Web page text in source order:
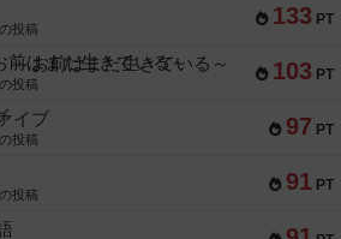
133 PT
投稿
103 PT
お前はまだ生きている～
投稿
97 PT
イブ
投稿
91 PT
投稿